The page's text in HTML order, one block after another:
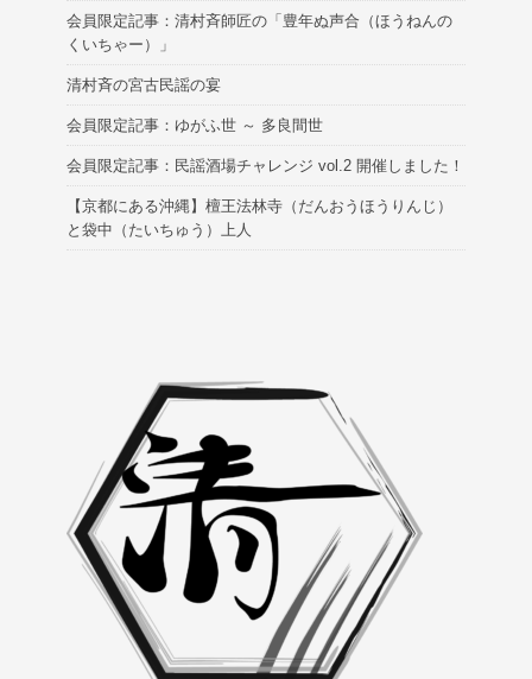
会員限定記事：清村斉師匠の「豊年ぬ声合（ほうねんの
くいちゃー）」
清村斉の宮古民謡の宴
会員限定記事：ゆがふ世 ～ 多良間世
会員限定記事：民謡酒場チャレンジ vol.2 開催しました！
【京都にある沖縄】檀王法林寺（だんおうほうりんじ）
と袋中（たいちゅう）上人